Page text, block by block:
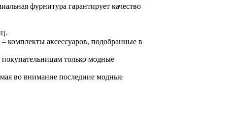
фурнитура гарантирует качество
комплекты аксессуаров, подобранные в
только модные
во внимание последние модные